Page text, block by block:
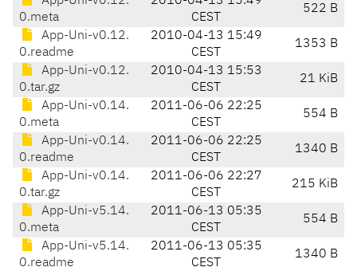
0.meta
CEST
522 B
App-Uni-v0.12.
0.readme
2010-04-13 15:49
CEST
1353 B
App-Uni-v0.12.
0.tar.gz
2010-04-13 15:53
CEST
21 KiB
App-Uni-v0.14.
0.meta
2011-06-06 22:25
CEST
554 B
App-Uni-v0.14.
0.readme
2011-06-06 22:25
CEST
1340 B
App-Uni-v0.14.
0.tar.gz
2011-06-06 22:27
CEST
215 KiB
App-Uni-v5.14.
0.meta
2011-06-13 05:35
CEST
554 B
App-Uni-v5.14.
0.readme
2011-06-13 05:35
CEST
1340 B